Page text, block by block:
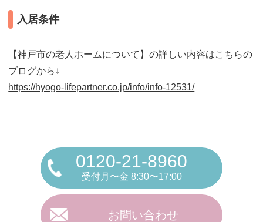
入居条件
【神戸市の老人ホームについて】の詳しい内容はこちらの
ブログから↓
https://hyogo-lifepartner.co.jp/info/info-12531/
0120-21-8960
受付月〜金 8:30〜17:00
お問い合わせ